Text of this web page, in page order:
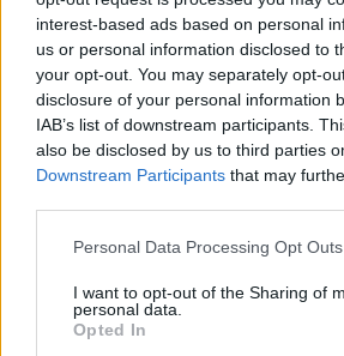
interest-based ads based on personal
us or personal information disclosed to
your opt-out. You may separately opt-
disclosure of your personal information
IAB’s list of downstream participants.
also be disclosed by us to third parties
Downstream Participants that may
Please note that this website/app uses
not limited to your visit or usage
grant or deny consent to Google and its
use your data for below specified
Personal Data Processing Opt Outs
I want to opt-out of the Sharing of
personal data.
Opted In
News
Μarie Chantal: Το πρωινό
το που έφτασε στο